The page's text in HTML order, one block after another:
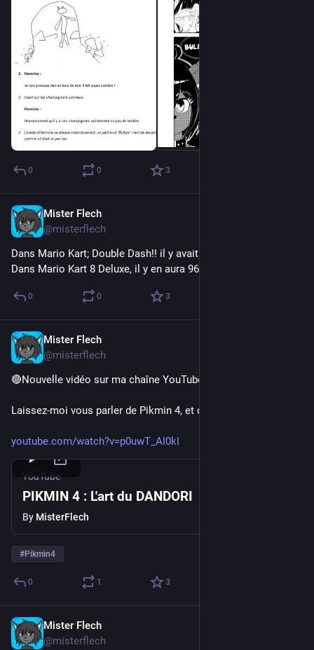
0 0 3
Mister Flech
@misterflech
Dans Mario Kart; Double Dash!! il y avait 16 circuits jouables.
Dans Mario Kart 8 Deluxe, il y en aura 96.
0 0 3
Mister Flech
@misterflech
🔴Nouvelle vidéo sur ma chaîne YouTube !🔴
Laissez-moi vous parler de Pikmin 4, et du DANDORI !!!
youtube.com/watch?v=p0uwT_AI0kI
YouTube
PIKMIN 4 : L'art du DANDORI
By MisterFlech
#Pikmin4
0 1 3
Mister Flech
@misterflech